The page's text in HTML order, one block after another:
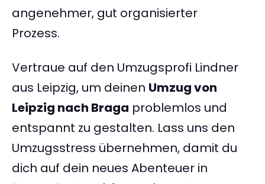
angenehmer, gut organisierter
Prozess.
Vertraue auf den Umzugsprofi Lindner
aus Leipzig, um deinen Umzug von
Leipzig nach Braga problemlos und
entspannt zu gestalten. Lass uns den
Umzugsstress übernehmen, damit du
dich auf dein neues Abenteuer in